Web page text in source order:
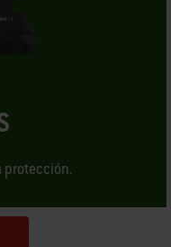
protección.